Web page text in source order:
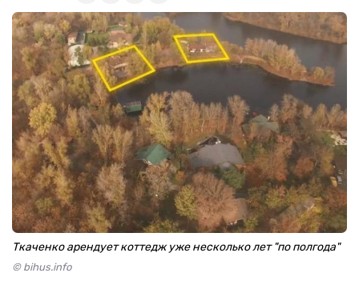
Ткаченко арендует коттедж уже несколько лет "по полгода"
© bihus.info